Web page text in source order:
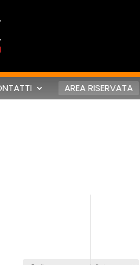
AREA RISERVATA